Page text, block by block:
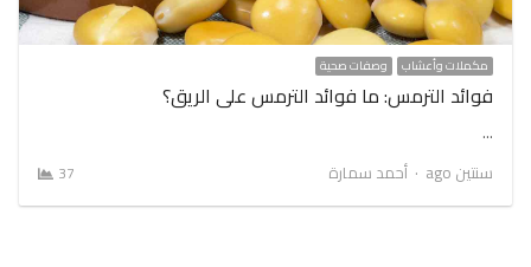
مكملات وأعشاب وصفات صحية
فوائد الترمس: ما فوائد الترمس على الريق؟
…
سنتين ago
Author
أحمد سمارة 37